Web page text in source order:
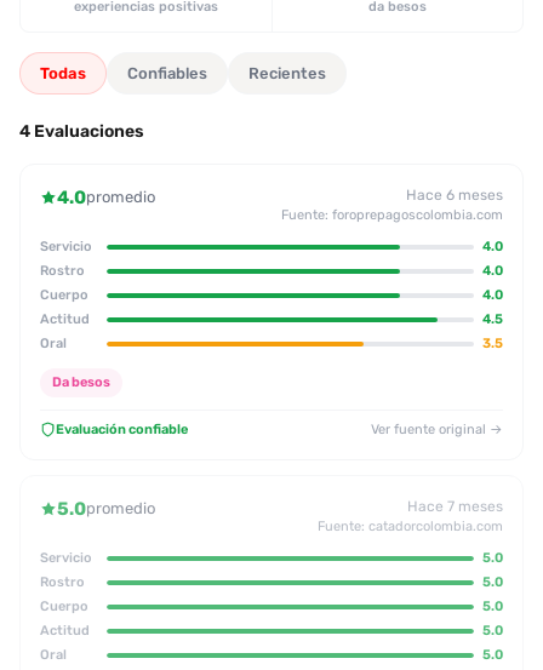
experiencias positivas da besos
Todas Confiables Recientes
4 Evaluaciones
4.0promedio Hace 6 meses
Fuente: foroprepagoscolombia.com
Servicio
4.0
Rostro
4.0
Cuerpo
4.0
Actitud
4.5
Oral
3.5
Da besos
Evaluación confiable Ver fuente original →
5.0promedio Hace 7 meses
Fuente: catadorcolombia.com
Servicio
5.0
Rostro
5.0
Cuerpo
5.0
Actitud
5.0
Oral
5.0